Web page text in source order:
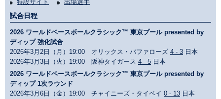
特設サイト 出場選手
試合日程
2026 ワールドベースボールクラシック™ 東京プール presented by
ディップ 強化試合
2026年3月2日（月）19:00 オリックス・バファローズ 4 - 3 日本
2026年3月3日（火）19:00 阪神タイガース 4 - 5 日本
2026 ワールドベースボールクラシック™ 東京プール presented by
ディップ 1次ラウンド
2026年3月6日（金）19:00 チャイニーズ・タイペイ 0 - 13 日本